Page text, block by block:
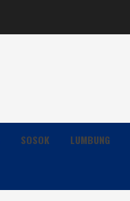
SOSOK LUMBUNG